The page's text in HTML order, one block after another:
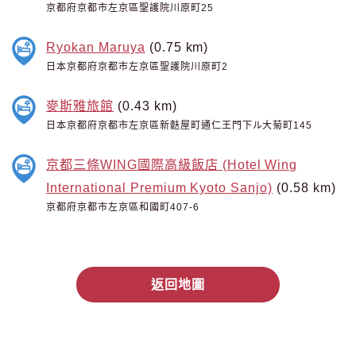
京都府京都市左京區聖護院川原町25
Ryokan Maruya (0.75 km)
日本京都府京都市左京區聖護院川原町2
麥斯雅旅館 (0.43 km)
日本京都府京都市左京區新麩屋町通仁王門下ル大菊町145
京都三條WING國際高級飯店 (Hotel Wing
International Premium Kyoto Sanjo) (0.58 km)
京都府京都市左京區和國町407-6
返回地圖